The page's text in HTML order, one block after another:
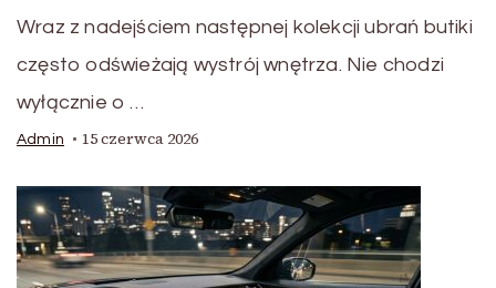
Wraz z nadejściem następnej kolekcji ubrań butiki
często odświeżają wystrój wnętrza. Nie chodzi
wyłącznie o …
Admin 15 czerwca 2026